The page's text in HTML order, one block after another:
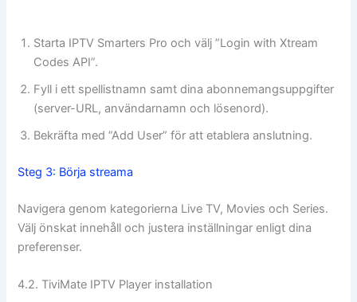
Starta IPTV Smarters Pro och välj ”Login with Xtream
Codes API”.
Fyll i ett spellistnamn samt dina abonnemangsuppgifter
(server-URL, användarnamn och lösenord).
Bekräfta med ”Add User” för att etablera anslutning.
Steg 3: Börja streama
Navigera genom kategorierna Live TV, Movies och Series.
Välj önskat innehåll och justera inställningar enligt dina
preferenser.
4.2. TiviMate IPTV Player installation